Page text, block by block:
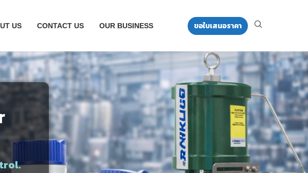
US CONTACT US OUR BUSINESS ขอใบเสนอราคา